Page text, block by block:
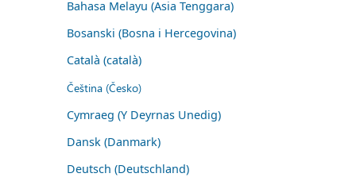
Bahasa Melayu (Asia Tenggara)
Bosanski (Bosna i Hercegovina)
Català (català)
Čeština (Česko)
Cymraeg (Y Deyrnas Unedig)
Dansk (Danmark)
Deutsch (Deutschland)